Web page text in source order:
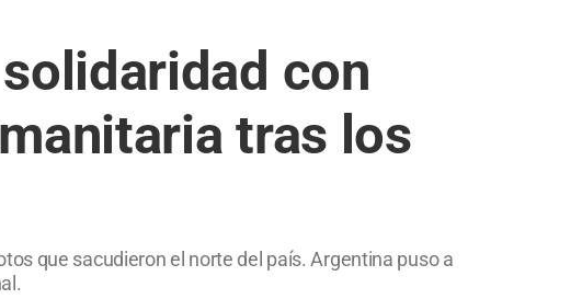
con
tras los
que sacudieron el norte del país. Argentina puso a